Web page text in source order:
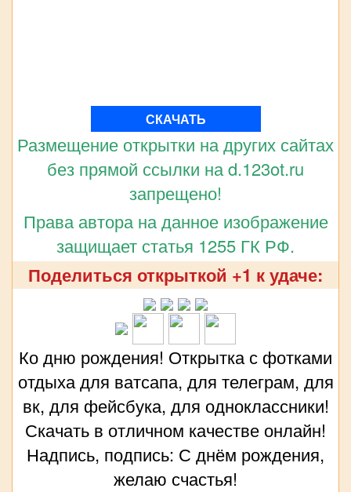
СКАЧАТЬ
Размещение открытки на других сайтах
без прямой ссылки на d.123ot.ru
запрещено!
Права автора на данное изображение
защищает статья 1255 ГК РФ.
Поделиться открыткой +1 к удаче:
Ко дню рождения! Открытка с фотками
отдыха для ватсапа, для телеграм, для
вк, для фейсбука, для одноклассники!
Скачать в отличном качестве онлайн!
Надпись, подпись: С днём рождения,
желаю счастья!